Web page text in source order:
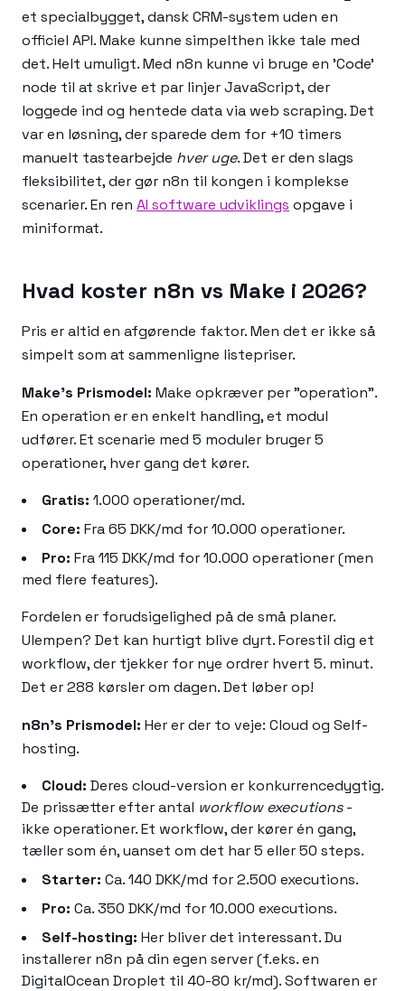
et specialbygget, dansk CRM-system uden en
officiel API. Make kunne simpelthen ikke tale med
det. Helt umuligt. Med n8n kunne vi bruge en 'Code'
node til at skrive et par linjer JavaScript, der
loggede ind og hentede data via web scraping. Det
var en løsning, der sparede dem for +10 timers
manuelt tastearbejde hver uge. Det er den slags
fleksibilitet, der gør n8n til kongen i komplekse
scenarier. En ren AI software udviklings opgave i
miniformat.
Hvad koster n8n vs Make i 2026?
Pris er altid en afgørende faktor. Men det er ikke så
simpelt som at sammenligne listepriser.
Make's Prismodel: Make opkræver per "operation".
En operation er en enkelt handling, et modul
udfører. Et scenarie med 5 moduler bruger 5
operationer, hver gang det kører.
Gratis: 1.000 operationer/md.
Core: Fra 65 DKK/md for 10.000 operationer.
Pro: Fra 115 DKK/md for 10.000 operationer (men
med flere features).
Fordelen er forudsigelighed på de små planer.
Ulempen? Det kan hurtigt blive dyrt. Forestil dig et
workflow, der tjekker for nye ordrer hvert 5. minut.
Det er 288 kørsler om dagen. Det løber op!
n8n's Prismodel: Her er der to veje: Cloud og Self-
hosting.
Cloud: Deres cloud-version er konkurrencedygtig.
De prissætter efter antal workflow executions-
ikke operationer. Et workflow, der kører én gang,
tæller som én, uanset om det har 5 eller 50 steps.
Starter: Ca. 140 DKK/md for 2.500 executions.
Pro: Ca. 350 DKK/md for 10.000 executions.
Self-hosting: Her bliver det interessant. Du
installerer n8n på din egen server (f.eks. en
DigitalOcean Droplet til 40-80 kr/md). Softwaren er